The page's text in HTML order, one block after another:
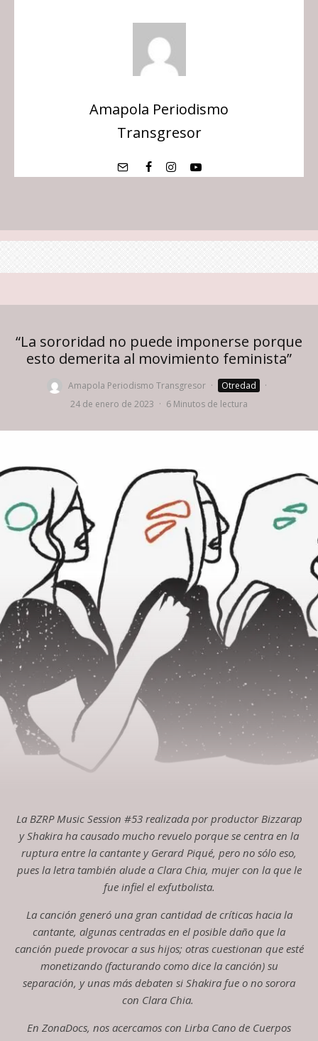
Amapola Periodismo
Transgresor
“La sororidad no puede imponerse porque
esto demerita al movimiento feminista”
Amapola Periodismo Transgresor · Otredad
·
24 de enero de 2023 · 6 Minutos de lectura
La BZRP Music Session #53 realizada por productor Bizzarap
y Shakira ha causado mucho revuelo porque se centra en la
ruptura entre la cantante y Gerard Piqué, pero no sólo eso,
pues la letra también alude a Clara Chia, mujer con la que le
fue infiel el exfutbolista.
La canción generó una gran cantidad de críticas hacia la
cantante, algunas centradas en el posible daño que la
canción puede provocar a sus hijos; otras cuestionan que esté
monetizando (facturando como dice la canción) su
separación, y unas más debaten si Shakira fue o no sorora
con Clara Chia.
En ZonaDocs, nos acercamos con Lirba Cano de Cuerpos